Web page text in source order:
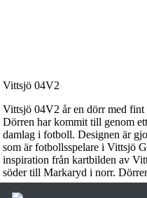
Vittsjö 04V2
Vittsjö 04V2 år en dörr med fint
Dörren har kommit till genom
damlag i fotboll. Designen är
som är fotbollsspelare i Vittsjö
inspiration från kartbilden av
söder till Markaryd i norr.